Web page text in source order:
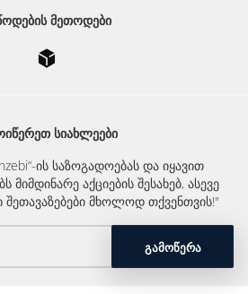
ᲛᲔᲗᲝᲓᲔᲑᲘ
ᲡᲘᲐᲮᲚᲔᲔᲑᲘ
ის საზოგადოებას და იყავით
მიმდინარე აქციების შესახებ, ასევე
მხოლოდ თქვენთვის!"
ᲒᲐᲛᲝᲬᲔᲠᲐ